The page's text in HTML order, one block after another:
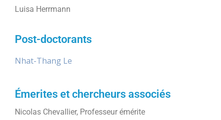
Luisa Herrmann
Post-doctorants
Nhat-Thang Le
Émerites et chercheurs associés
Nicolas Chevallier, Professeur émérite